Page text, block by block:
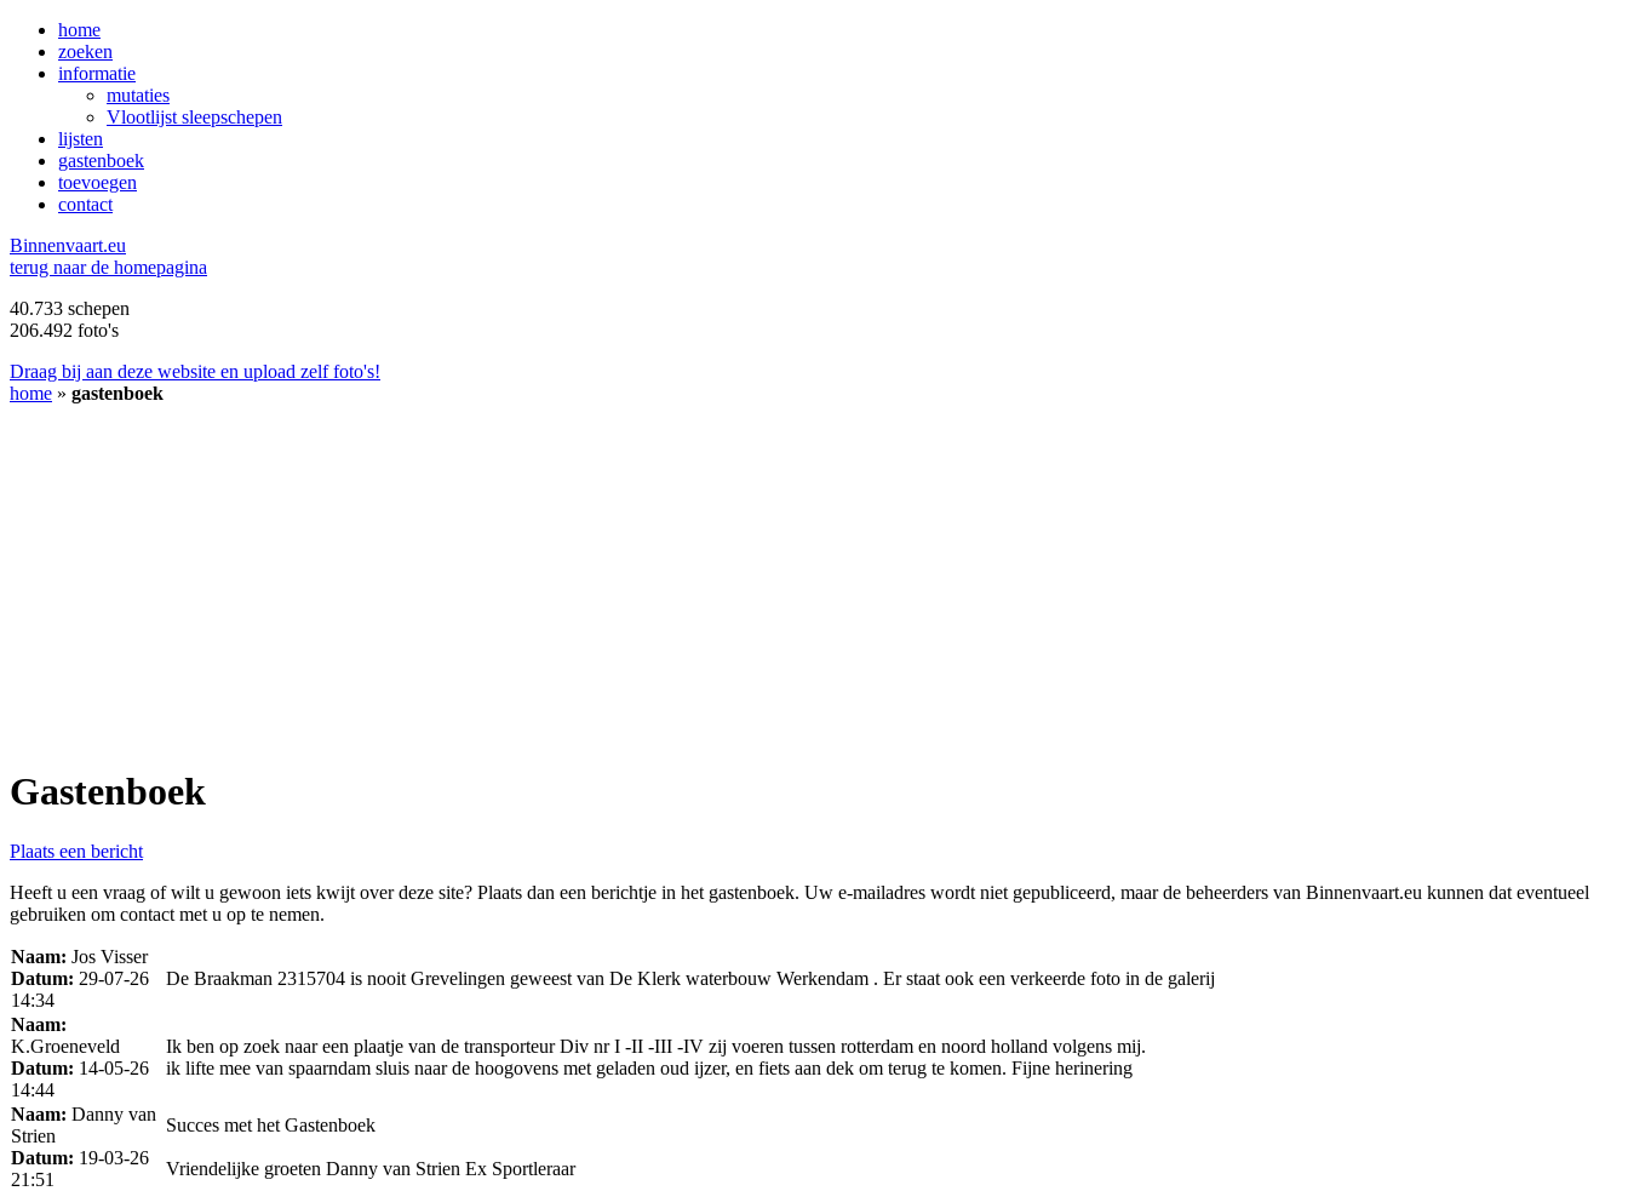
home
zoeken
informatie
mutaties
Vlootlijst sleepschepen
lijsten
gastenboek
toevoegen
contact
Binnenvaart.eu
terug naar de homepagina
40.733 schepen
206.492 foto's
Draag bij aan deze website en upload zelf foto's!
home » gastenboek
Gastenboek
Plaats een bericht
Heeft u een vraag of wilt u gewoon iets kwijt over deze site? Plaats dan een berichtje in het gastenboek. Uw e-mailadres wordt niet gepubliceerd, maar de beheerders van Binnenvaart.eu kunnen dat eventueel
gebruiken om contact met u op te nemen.
Naam: Jos Visser
Datum: 29-07-26
14:34
De Braakman 2315704 is nooit Grevelingen geweest van De Klerk waterbouw Werkendam . Er staat ook een verkeerde foto in de galerij
Naam:
K.Groeneveld
Datum: 14-05-26
14:44
Ik ben op zoek naar een plaatje van de transporteur Div nr I -II -III -IV zij voeren tussen rotterdam en noord holland volgens mij.
ik lifte mee van spaarndam sluis naar de hoogovens met geladen oud ijzer, en fiets aan dek om terug te komen. Fijne herinering
Naam: Danny van
Strien
Datum: 19-03-26
21:51
Succes met het Gastenboek
Vriendelijke groeten Danny van Strien Ex Sportleraar